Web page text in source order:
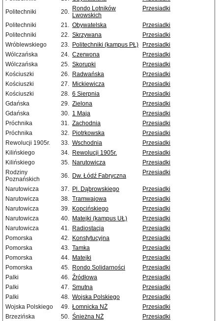
Politechniki
20. Rondo Lotników
Lwowskich
Przesiadki
Politechniki 21. Obywatelska
Przesiadki
Politechniki
22. Skrzywana
Przesiadki
Wróblewskiego
23. Politechniki (kampus PŁ)
Przesiadki
Wólczańska
24. Czerwona
Przesiadki
Wólczańska
25. Skorupki
Przesiadki
Kościuszki
26. Radwańska
Przesiadki
Kościuszki
27. Mickiewicza
Przesiadki
Kościuszki
28. 6 Sierpnia
Przesiadki
Gdańska
29. Zielona
Przesiadki
Gdańska
30. 1 Maja
Przesiadki
Próchnika
31. Zachodnia
Przesiadki
Próchnika
32. Piotrkowska
Przesiadki
Rewolucji 1905r.
33. Wschodnia
Przesiadki
Kilińskiego
34. Rewolucji 1905r.
Przesiadki
Kilińskiego
35. Narutowicza
Przesiadki
Rodziny
Poznańskich
36. Dw. Łódź Fabryczna Przesiadki
Narutowicza 37. Pl. Dąbrowskiego
Przesiadki
Narutowicza
38. Tramwajowa
Przesiadki
Narutowicza
39. Kopcińskiego
Przesiadki
Narutowicza
40. Matejki (kampus UŁ)
Przesiadki
Narutowicza
41. Radiostacja
Przesiadki
Pomorska
42. Konstytucyjna
Przesiadki
Pomorska
43. Tamka
Przesiadki
Pomorska
44. Matejki
Przesiadki
Pomorska
45. Rondo Solidarności
Przesiadki
Palki
46. Źródłowa
Przesiadki
Palki
47. Smutna
Przesiadki
Palki
48. Wojska Polskiego
Przesiadki
Wojska Polskiego
49. Łomnicka NŻ
Przesiadki
Brzezińska
50. Śnieżna NŻ
Przesiadki